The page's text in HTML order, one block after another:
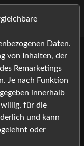
klicken Sie auf
dürfen nicht leer bleiben
Daten.
von Inhalten, der
Remarketings
Je nach Funktion
innerhalb
für die
und kann
oder